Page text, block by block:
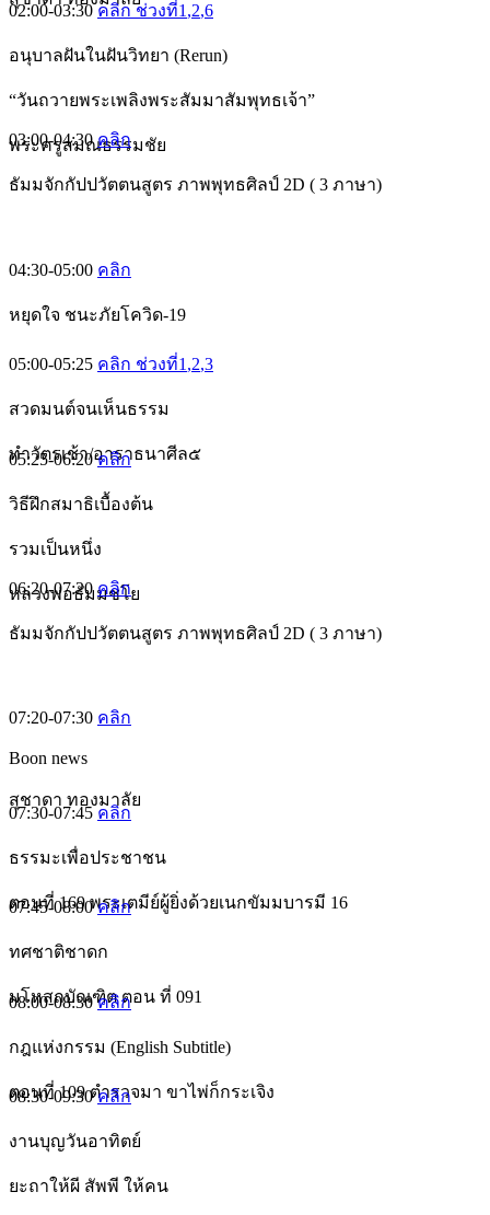
02:00-03:30คลิก ช่วงที่1 ,2,6
อนุบาลฝันในฝันวิทยา (Rerun)
“วันถวายพระเพลิงพระสัมมาสัมพุทธเจ้า”
พระครูสมณธรรมชัย
03:00-04:30คลิก
ธัมมจักกัปปวัตตนสูตร ภาพพุทธศิลป์ 2D ( 3 ภาษา)
04:30-05:00 คลิก
หยุดใจ ชนะภัยโควิด-19
05:00-05:25 คลิก ช่วงที่1 ,2,3
สวดมนต์จนเห็นธรรม
ทำวัตรเช้า/อาราธนาศีล๕
05:25-06:20คลิก
วิธีฝึกสมาธิเบื้องต้น
รวมเป็นหนึ่ง
หลวงพ่อธัมมชโย
06:20-07:20คลิก
ธัมมจักกัปปวัตตนสูตร ภาพพุทธศิลป์ 2D ( 3 ภาษา)
07:20-07:30 คลิก
Boon news
สุชาดา ทองมาลัย
07:30-07:45 คลิก
ธรรมะเพื่อประชาชน
ตอนที่ 169 พระเตมีย์ผู้ยิ่งด้วยเนกขัมมบารมี 16
07:45-08:00คลิก
ทศชาติชาดก
มโหสถบัณฑิต ตอน ที่ 091
08:00-08:30คลิก
กฎแห่งกรรม (English Subtitle)
ตอนที่ 109 ตำรวจมา ขาไพ่ก็กระเจิง
08:30-09:30คลิก
งานบุญวันอาทิตย์
ยะถาให้ผี สัพพี ให้คน